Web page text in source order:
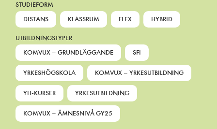
STUDIEFORM
DISTANS
KLASSRUM FLEX HYBRID
UTBILDNINGSTYPER
KOMVUX – GRUNDLÄGGANDE
SFI
YRKESHÖGSKOLA KOMVUX – YRKESUTBILDNING
YH-KURSER YRKESUTBILDNING
KOMVUX – ÄMNESNIVÅ GY25